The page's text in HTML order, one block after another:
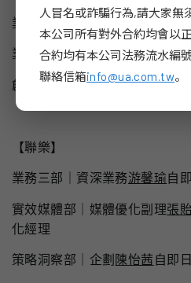
業務二部｜業務總監 陳靜儀 自
業務一部｜副業務總監莊旭傑
創意二部｜文案陳毓沂自即日
【聯樂】
業務三部｜資深業務游馨瑜自
實效媒體部｜媒體優化副理張
化經理
策略洞察部｜企劃 陳怡茜 自即
人冒名或詐騙行為,請大家無
本公司所有對外合約均會以
合約均有本公司法務流水編
聯絡信箱info@ua.com.tw。